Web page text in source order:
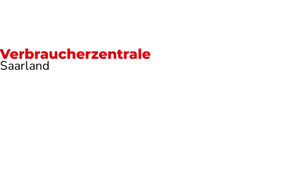
SaarlandEnergie Finanzen